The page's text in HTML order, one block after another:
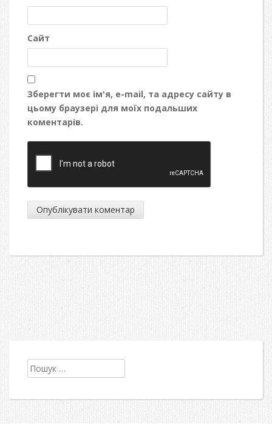
Сайт
Зберегти моє ім'я, e-mail, та адресу сайту в
цьому браузері для моїх подальших
коментарів.
Пошук: